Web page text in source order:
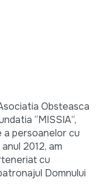
Obsteasca
“MISSIA”,
persoanelor cu
2012, am
cu
Domnului